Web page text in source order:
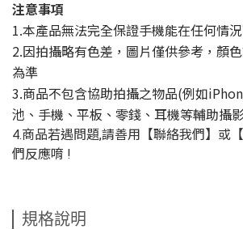
注意事項
1.本產品無法完全保證手機能在任何情
2.因拍攝略有色差，圖片僅供參考，顏
為準
3.商品不包含協助拍攝之物品(例如
池、手機、平板、零錢、耳機等輔助攝
4.商品若遇問題,請善用【聯絡我們】或
們反應唷 !
規格說明